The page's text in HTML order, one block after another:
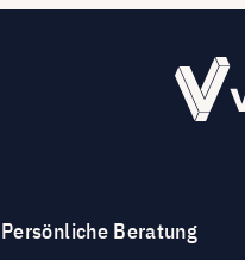
Persönliche Beratung